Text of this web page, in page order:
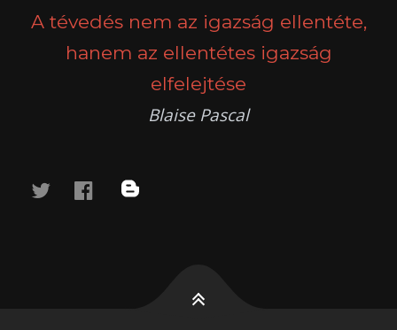
A tévedés nem az igazság ellentéte,
hanem az ellentétes igazság
elfelejtése
Blaise Pascal
twitterfacebook
blog